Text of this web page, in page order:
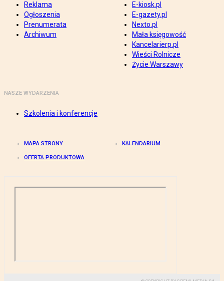
Reklama
Ogłoszenia
Prenumerata
Archiwum
E-kiosk.pl
E-gazety.pl
Nexto.pl
Mała księgowość
Kancelarierp.pl
Wieści Rolnicze
Życie Warszawy
NASZE WYDARZENIA
Szkolenia i konferencje
MAPA STRONY KALENDARIUM
OFERTA PRODUKTOWA